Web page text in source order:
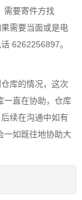
需要寄件方找
需要当面或是电
6262256897。
库的情况，这次
一直在协助，仓库
续在沟通中如有
一如既往地协助大